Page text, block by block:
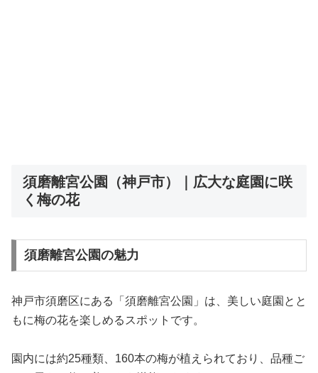
須磨離宮公園（神戸市）｜広大な庭園に咲
く梅の花
須磨離宮公園の魅力
神戸市須磨区にある「須磨離宮公園」は、美しい庭園とと
もに梅の花を楽しめるスポットです。
園内には約25種類、160本の梅が植えられており、品種ご